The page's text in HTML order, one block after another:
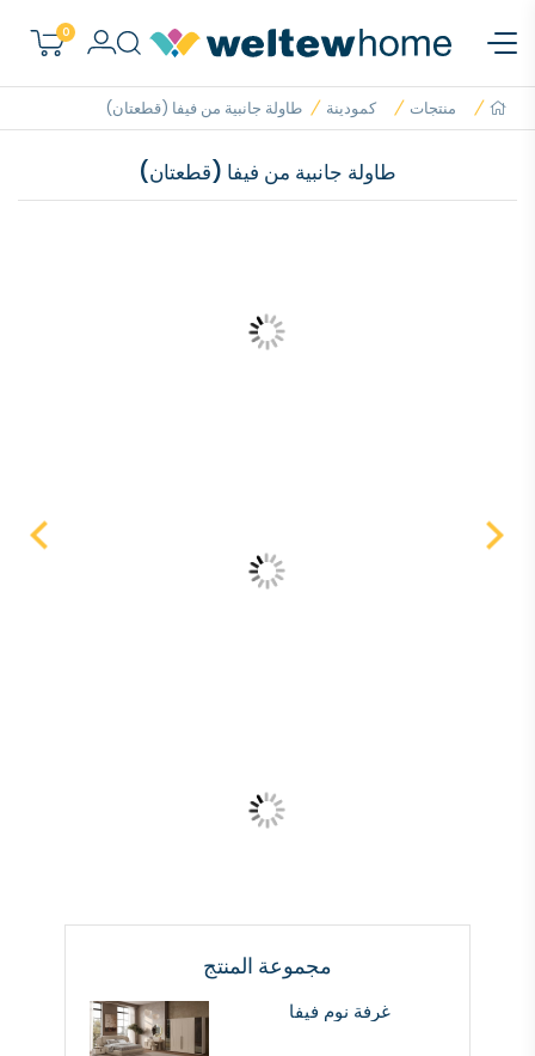
0
منتجات كمودينة طاولة جانبية من فيفا (قطعتان)
طاولة جانبية من فيفا (قطعتان)
مجموعة المنتج
غرفة نوم فيفا